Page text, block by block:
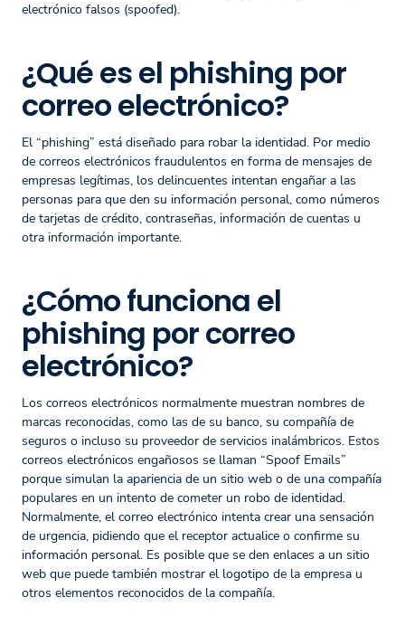
electrónico falsos (spoofed).
¿Qué es el phishing por
correo electrónico?
El “phishing” está diseñado para robar la identidad. Por medio
de correos electrónicos fraudulentos en forma de mensajes de
empresas legítimas, los delincuentes intentan engañar a las
personas para que den su información personal, como números
de tarjetas de crédito, contraseñas, información de cuentas u
otra información importante.
¿Cómo funciona el
phishing por correo
electrónico?
Los correos electrónicos normalmente muestran nombres de
marcas reconocidas, como las de su banco, su compañía de
seguros o incluso su proveedor de servicios inalámbricos. Estos
correos electrónicos engañosos se llaman “Spoof Emails”
porque simulan la apariencia de un sitio web o de una compañía
populares en un intento de cometer un robo de identidad.
Normalmente, el correo electrónico intenta crear una sensación
de urgencia, pidiendo que el receptor actualice o confirme su
información personal. Es posible que se den enlaces a un sitio
web que puede también mostrar el logotipo de la empresa u
otros elementos reconocidos de la compañía.